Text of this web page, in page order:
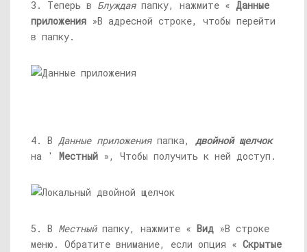
3. Теперь в Блуждаяпапку, нажмите « Данные
приложения »В адресной строке, чтобы перейти
в папку.
4. В Данные приложенияпапка, двойной щелчок
на ' Местный », Чтобы получить к ней доступ.
5. В Местныйпапку, нажмите « Вид »В строке
меню. Обратите внимание, если опция « Скрытые